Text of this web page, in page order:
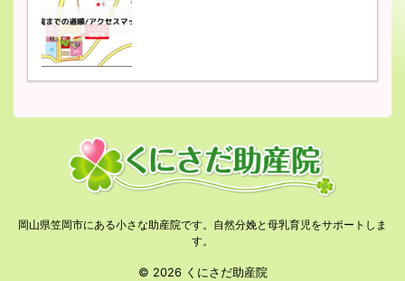
岡山県笠岡市にある小さな助産院です。自然分娩と母乳育児をサポートしま
す。
© 2026 くにさだ助産院